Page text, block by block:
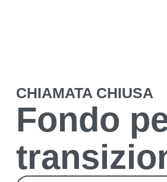
CHIAMATA CHIUSA
Fondo